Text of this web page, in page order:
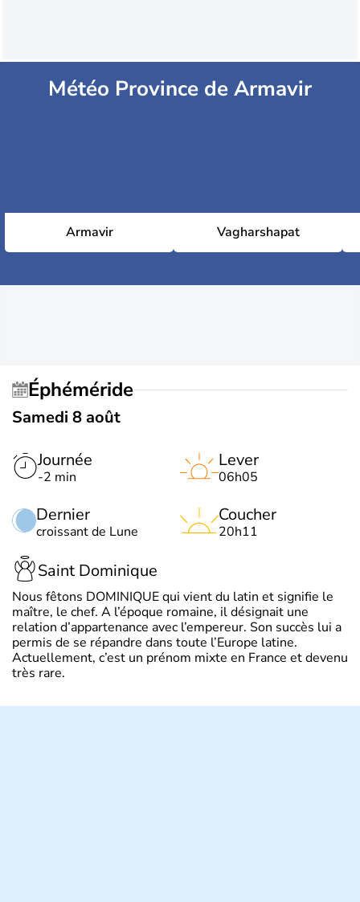
Météo Province de Armavir
Armavir Vagharshapat
Éphéméride
Samedi 8 août
Journée
-2 min
Dernier
croissant de Lune
Lever
06h05
Coucher
20h11
Saint Dominique
Nous fêtons DOMINIQUE qui vient du latin et signifie le
maître, le chef. A l’époque romaine, il désignait une
relation d’appartenance avec l’empereur. Son succès lui a
permis de se répandre dans toute l’Europe latine.
Actuellement, c’est un prénom mixte en France et devenu
très rare.